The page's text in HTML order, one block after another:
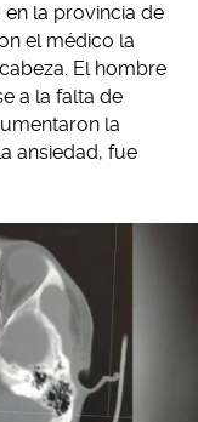
en la provincia de
el médico la
El hombre
a la falta de
la
ansiedad, fue